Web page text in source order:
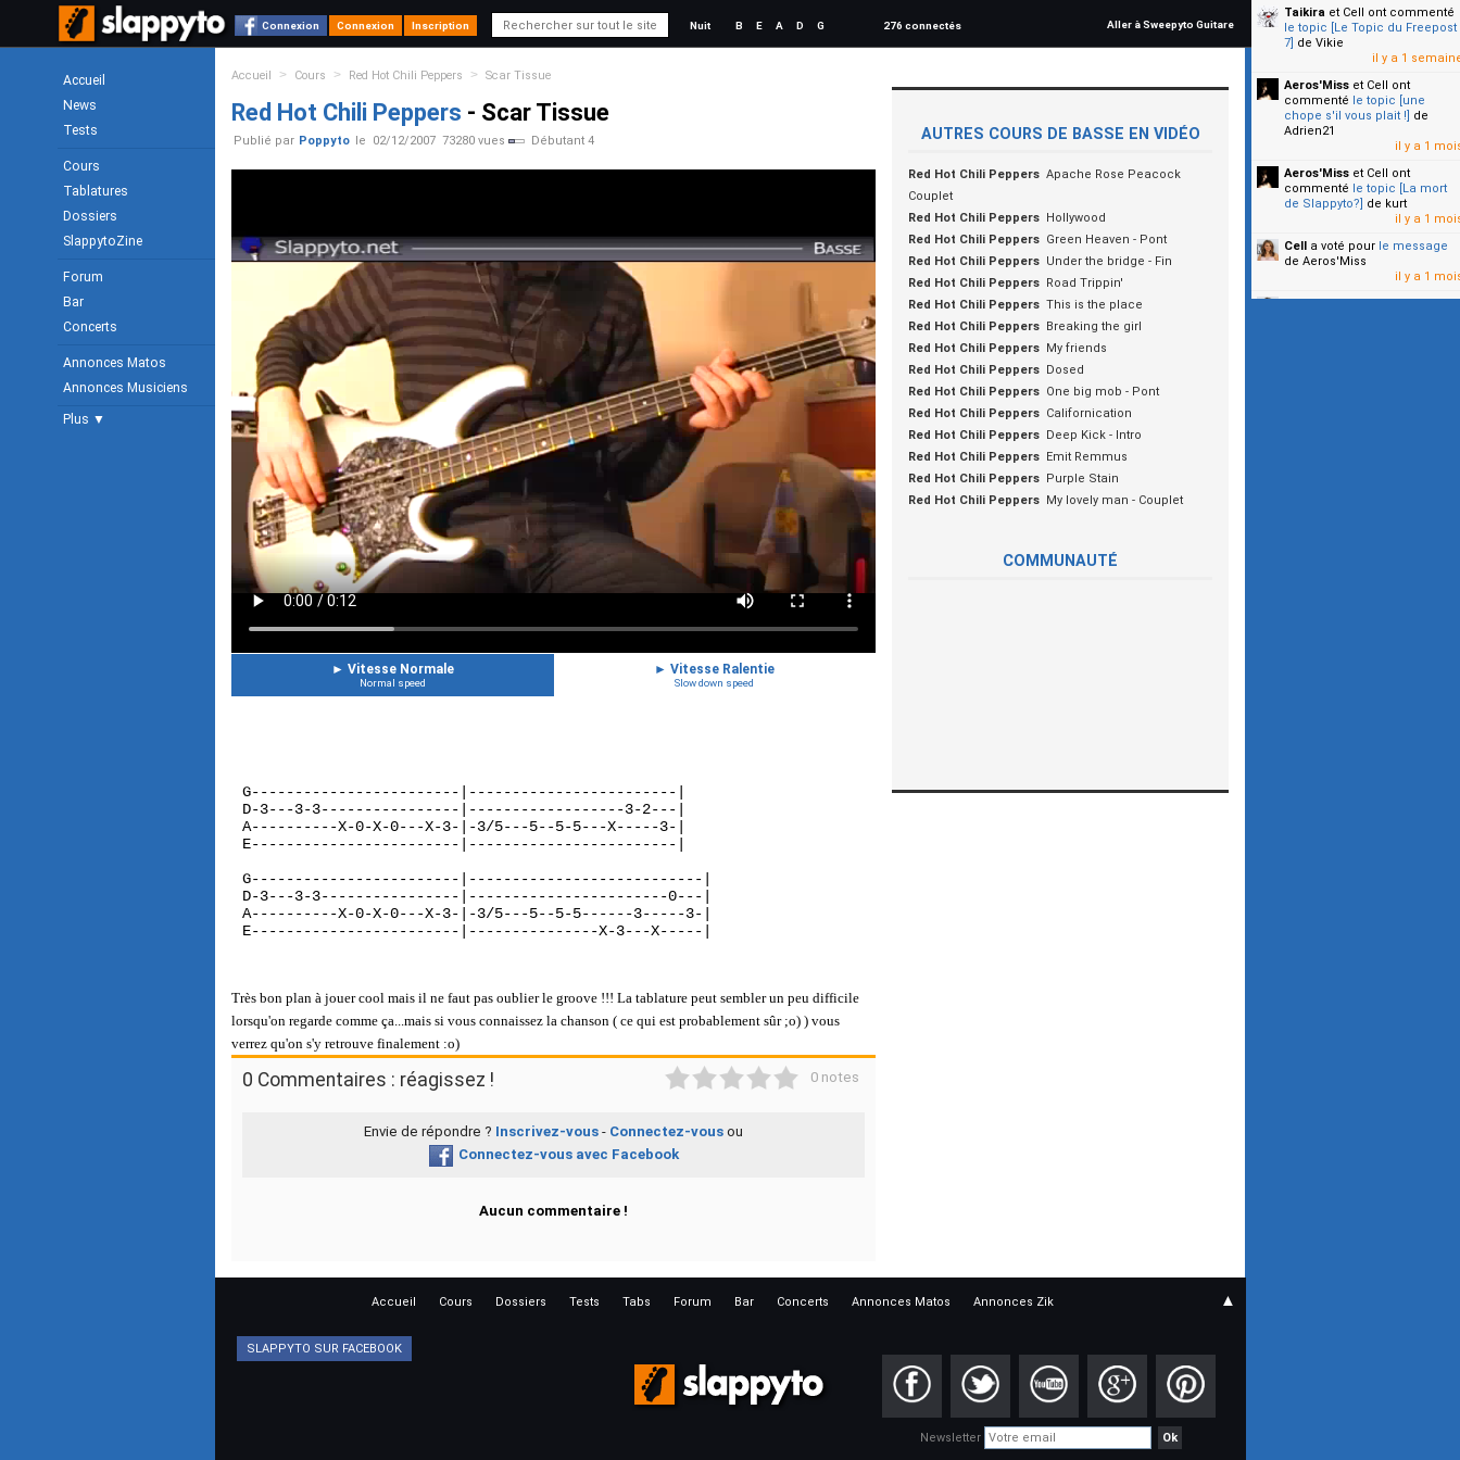
Connexion Connexion Inscription Nuit B E A D G 276 connectés Aller à Sweepyto Guitare
Accueil
News
Tests
Cours
Tablatures
Dossiers
SlappytoZine
Forum
Bar
Concerts
Annonces Matos
Annonces Musiciens
Plus ▼
Accueil > Cours > Red Hot Chili Peppers > Scar Tissue
Red Hot Chili Peppers - Scar Tissue
Publié par Poppyto le 02/12/2007 73280 vues Débutant 4
► Vitesse Normale
Normal speed
► Vitesse Ralentie
Slow down speed
G------------------------|------------------------|
D-3---3-3----------------|------------------3-2---|
A----------X-0-X-0---X-3-|-3/5---5--5-5---X-----3-|
E------------------------|------------------------|
G------------------------|---------------------------|
D-3---3-3----------------|-----------------------0---|
A----------X-0-X-0---X-3-|-3/5---5--5-5------3-----3-|
E------------------------|---------------X-3---X-----|
Très bon plan à jouer cool mais il ne faut pas oublier le groove !!! La tablature peut sembler un peu difficile
lorsqu'on regarde comme ça...mais si vous connaissez la chanson ( ce qui est probablement sûr ;o) ) vous
verrez qu'on s'y retrouve finalement :o)
0 Commentaires : réagissez ! 0 notes
Envie de répondre ? Inscrivez-vous - Connectez-vous ou
Connectez-vous avec Facebook
Aucun commentaire !
AUTRES COURS DE BASSE EN VIDÉO
Red Hot Chili Peppers Apache Rose Peacock
Couplet
Red Hot Chili Peppers Hollywood
Red Hot Chili Peppers Green Heaven - Pont
Red Hot Chili Peppers Under the bridge - Fin
Red Hot Chili Peppers Road Trippin'
Red Hot Chili Peppers This is the place
Red Hot Chili Peppers Breaking the girl
Red Hot Chili Peppers My friends
Red Hot Chili Peppers Dosed
Red Hot Chili Peppers One big mob - Pont
Red Hot Chili Peppers Californication
Red Hot Chili Peppers Deep Kick - Intro
Red Hot Chili Peppers Emit Remmus
Red Hot Chili Peppers Purple Stain
Red Hot Chili Peppers My lovely man - Couplet
COMMUNAUTÉ
Taikira et Cell ont commenté
le topic [Le Topic du Freepost
7] de Vikie
il y a 1
Aeros'Miss et Cell ont
commenté le topic [une
chope s'il vous plait !] de
Adrien21
il y a 1
Aeros'Miss et Cell ont
commenté le topic [La mort
de Slappyto?] de kurt
il y a 1
Cell a voté pour le message
de Aeros'Miss
il y a 1
Cella voté pourle message
Accueil Cours Dossiers Tests Tabs Forum Bar Concerts Annonces Matos Annonces Zik ▲
SLAPPYTO SUR FACEBOOK
Newsletter